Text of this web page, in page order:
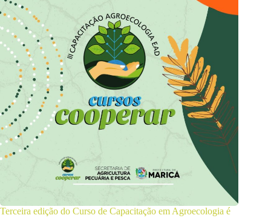
Terceira edição do Curso de Capacitação em Agroecologia é